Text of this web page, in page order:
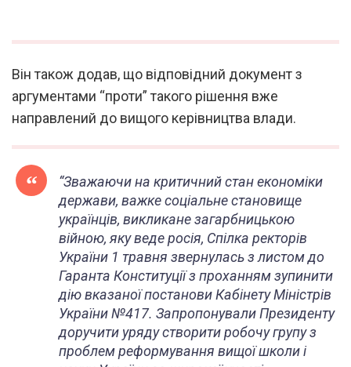
Він також додав, що відповідний документ з
аргументами “проти” такого рішення вже
направлений до вищого керівництва влади.
“Зважаючи на критичний стан економіки
держави, важке соціальне становище
українців, викликане загарбницькою
війною, яку веде росія, Спілка ректорів
України 1 травня звернулась з листом до
Гаранта Конституції з проханням зупинити
дію вказаної постанови Кабінету Міністрів
України №417. Запропонували Президенту
доручити уряду створити робочу групу з
проблем реформування вищої школи і